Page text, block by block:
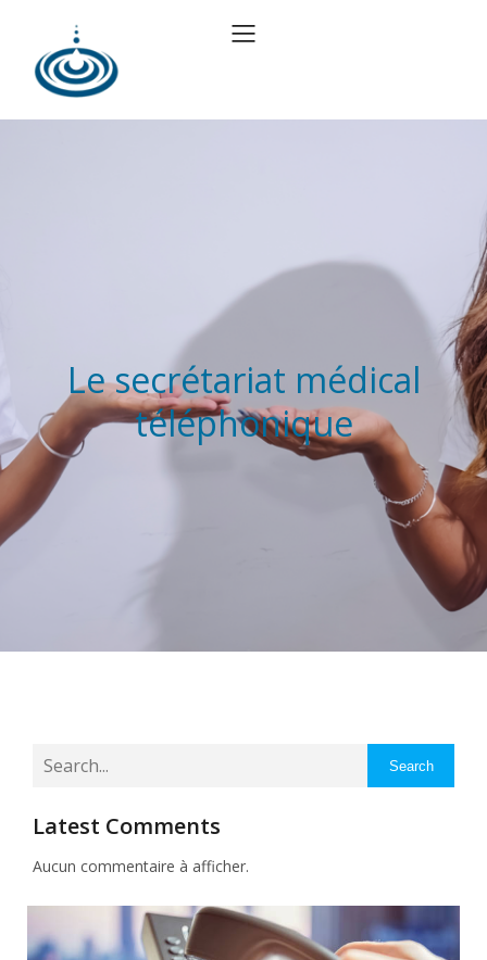
Le secrétariat médical
téléphonique
Search
Latest Comments
Aucun commentaire à afficher.